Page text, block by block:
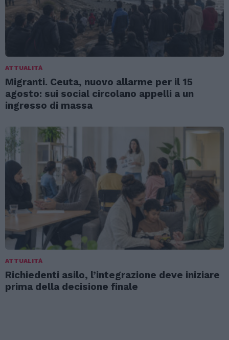
ATTUALITÀ
Migranti. Ceuta, nuovo allarme per il 15
agosto: sui social circolano appelli a un
ingresso di massa
ATTUALITÀ
Richiedenti asilo, l’integrazione deve iniziare
prima della decisione finale